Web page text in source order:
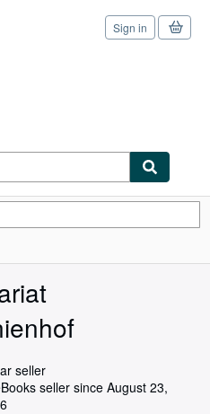
Sign in
seller
seller since August 23,